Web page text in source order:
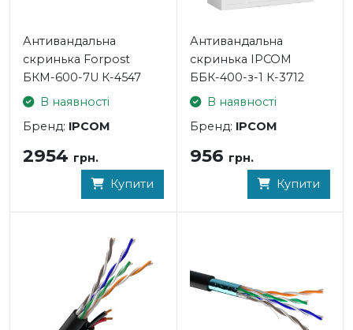
Антивандальна
скринька Forpost
БКМ-600-7U К-4547
В наявності
Бренд: IPCOM
2954 грн.
Купити
Антивандальна
скринька IPCOM
ББК-400-з-1 К-3712
В наявності
Бренд: IPCOM
956 грн.
Купити